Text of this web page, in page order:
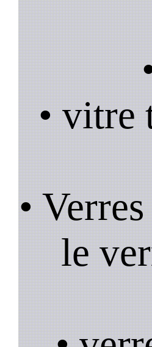
• vitre
•
le